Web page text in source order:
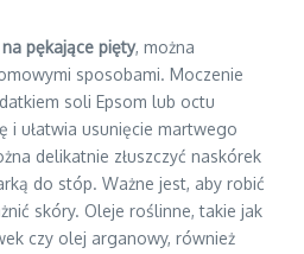
pękające pięty, można
sposobami. Moczenie
soli Epsom lub octu
i ułatwia usunięcie martwego
delikatnie złuszczyć naskórek
do stóp. Ważne jest, aby robić
skóry. Oleje roślinne, takie jak
czy olej arganowy, również